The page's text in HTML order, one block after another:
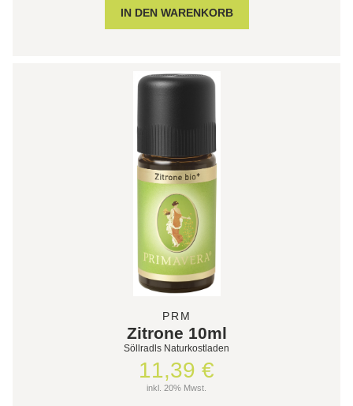
PRM
Zitrone 10ml
Söllradls Naturkostladen
11,39 €
inkl. 20% Mwst.